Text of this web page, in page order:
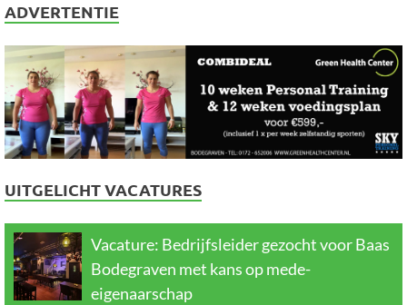
ADVERTENTIE
UITGELICHT VACATURES
Vacature: Bedrijfsleider gezocht voor Baas
Bodegraven met kans op mede-
eigenaarschap